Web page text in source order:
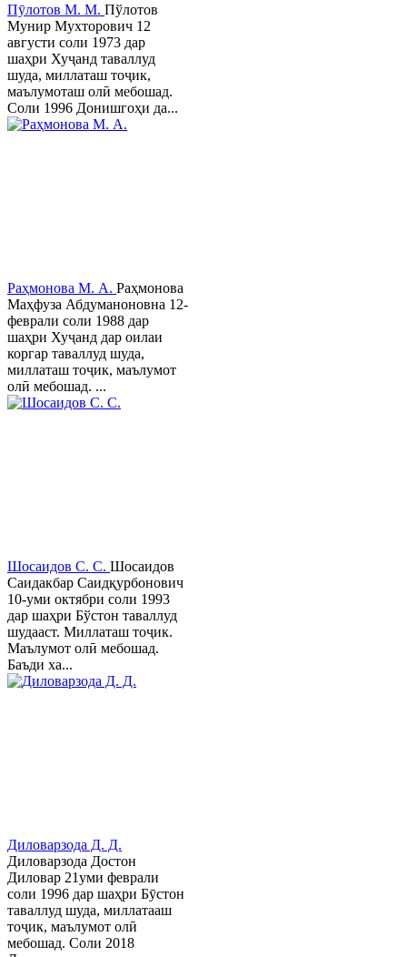
Пӯлотов М. М. Пўлотов
Мунир Мухторович 12
августи соли 1973 дар
шаҳри Хуҷанд таваллуд
шуда, миллаташ тоҷик,
маълумоташ олӣ мебошад.
Соли 1996 Донишгоҳи да...
Раҳмонова М. А. Раҳмонова
Маҳфуза Абдуманоновна 12-
феврали соли 1988 дар
шаҳри Хуҷанд дар оилаи
коргар таваллуд шуда,
миллаташ тоҷик, маълумот
олӣ мебошад. ...
Шосаидов С. С. Шосаидов
Саидакбар Саидқурбонович
10-уми октябри соли 1993
дар шаҳри Бўстон таваллуд
шудааст. Миллаташ тоҷик.
Маълумот олӣ мебошад.
Баъди ха...
Диловарзода Д. Д.
Диловарзода Достон
Диловар 21уми феврали
соли 1996 дар шаҳри Бӯстон
таваллуд шуда, миллатааш
тоҷик, маълумот олӣ
мебошад. Соли 2018